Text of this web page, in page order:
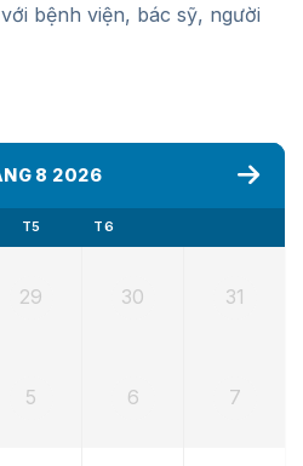
8 2026
T5 T6
29 30 31
5 6 7
bệnh viện, bác sỹ, người